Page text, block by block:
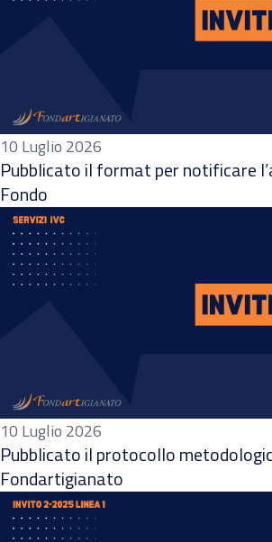
10 Luglio 2026
Pubblicato il format per notificare
Fondo
10 Luglio 2026
Pubblicato il protocollo
Fondartigianato